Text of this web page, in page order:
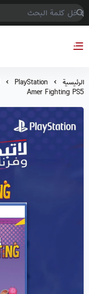
COMPTER GAMES
الرئيسية PlayStation
Amer Fighting PS5